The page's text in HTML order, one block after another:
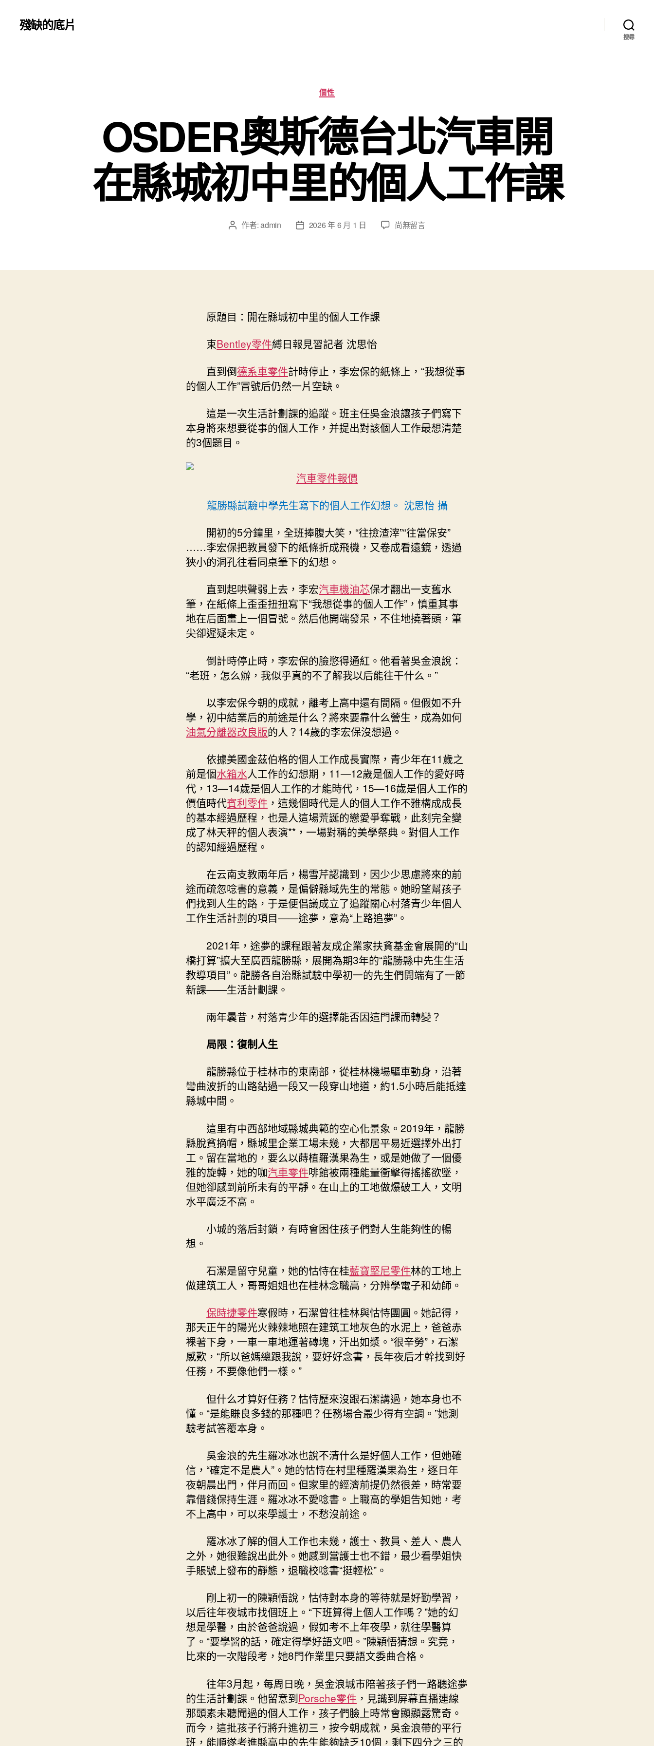
殘缺的底片
搜尋
分
類
個性
OSDER奧斯德台北汽車開
在縣城初中里的個人工作課
文 作者:admin
文
日
2026 年 6 月 1 日
在
德
城
初
的
個
人
尚無留言
原題目：開在縣城初中里的個人工作課
束Bentley零件縛日報見習記者 沈思怡
直到倒德系車零件計時停止，李宏保的紙條上，“我想從事
的個人工作”冒號后仍然一片空缺。
這是一次生活計劃課的追蹤。班主任吳金浪讓孩子們寫下
本身將來想要從事的個人工作，并提出對該個人工作最想清楚
的3個題目。
汽車零件報價
龍勝縣試驗中學先生寫下的個人工作幻想。 沈思怡 攝
開初的5分鐘里，全班捧腹大笑，“往撿渣滓”“往當保安”
……李宏保把教員發下的紙條折成飛機，又卷成看遠鏡，透過
狹小的洞孔往看同桌筆下的幻想。
直到起哄聲弱上去，李宏汽車機油芯保才翻出一支舊水
筆，在紙條上歪歪扭扭寫下“我想從事的個人工作”，慎重其事
地在后面畫上一個冒號。然后他開端發呆，不住地撓著頭，筆
尖卻遲疑未定。
倒計時停止時，李宏保的臉憋得通紅。他看著吳金浪說：
“老班，怎么辦，我似乎真的不了解我以后能往干什么。”
以李宏保今朝的成就，離考上高中還有間隔。但假如不升
學，初中結業后的前途是什么？將來要靠什么營生，成為如何
油氣分離器改良版的人？14歲的李宏保沒想過。
依據美國金茲伯格的個人工作成長實際，青少年在11歲之
前是個水箱水人工作的幻想期，11—12歲是個人工作的愛好時
代，13—14歲是個人工作的才能時代，15—16歲是個人工作的
價值時代賓利零件 ，這幾個時代是人的個人工作不雅構成成長
的基本經過歷程，也是人這場荒誕的戀愛爭奪戰，此刻完全變
成了林天秤的個人表演**，一場對稱的美學祭典。對個人工作
的認知經過歷程。
在云南支教兩年后，楊雪芹認識到，因少少思慮將來的前
途而疏忽唸書的意義，是偏僻縣域先生的常態。她盼望幫孩子
們找到人生的路，于是便倡議成立了追蹤關心村落青少年個人
工作生活計劃的項目——途夢，意為“上路追夢”。
2021年，途夢的課程跟著友成企業家扶貧基金會展開的“山
橋打算”擴大至廣西龍勝縣，展開為期3年的“龍勝縣中先生生活
教導項目”。龍勝各自治縣試驗中學初一的先生們開端有了一節
新課——生活計劃課。
兩年曩昔，村落青少年的選擇能否因這門課而轉變？
局限：復制人生
龍勝縣位于桂林市的東南部，從桂林機場驅車動身，沿著
彎曲波折的山路鉆過一段又一段穿山地道，約1.5小時后能抵達
縣城中間。
這里有中西部地域縣城典範的空心化景象。2019年，龍勝
縣脫貧摘帽，縣城里企業工場未幾，大都居平易近選擇外出打
工。留在當地的，要么以蒔植羅漢果為生，或是她做了一個優
雅的旋轉，她的咖汽車零件啡館被兩種能量衝擊得搖搖欲墜，
但她卻感到前所未有的平靜。在山上的工地做爆破工人，文明
水平廣泛不高。
小城的落后封鎖，有時會困住孩子們對人生能夠性的暢
想。
石潔是留守兒童，她的怙恃在桂藍寶堅尼零件林的工地上
做建筑工人，哥哥姐姐也在桂林念職高，分辨學電子和幼師。
保時捷零件寒假時，石潔曾往桂林與怙恃團圓。她記得，
那天正午的陽光火辣辣地照在建筑工地灰色的水泥上，爸爸赤
裸著下身，一車一車地運著磚塊，汗出如漿。“很辛勞”，石潔
感歎，“所以爸媽總跟我說，要好好念書，長年夜后才幹找到好
任務，不要像他們一樣。”
但什么才算好任務？怙恃歷來沒跟石潔講過，她本身也不
懂。“是能賺良多錢的那種吧？任務場合最少得有空調。”她測
驗考試答覆本身。
吳金浪的先生羅冰冰也說不清什么是好個人工作，但她確
信，“確定不是農人”。她的怙恃在村里種羅漢果為生，逐日年
夜朝晨出門，伴月而回。但家里的經濟前提仍然很差，時常要
靠借錢保持生涯。羅冰冰不愛唸書。上職高的學姐告知她，考
不上高中，可以來學護士，不愁沒前途。
羅冰冰了解的個人工作也未幾，護士、教員、差人、農人
之外，她很難說出此外。她感到當護士也不錯，最少看學姐快
手賬號上發布的靜態，退職校唸書“挺輕松”。
剛上初一的陳穎悟說，怙恃對本身的等待就是好勤學習，
以后往年夜城市找個班上。“下班算得上個人工作嗎？”她的幻
想是學醫，由於爸爸說過，假如考不上年夜學，就往學醫算
了。“要學醫的話，確定得學好語文吧。”陳穎悟猜想。究竟，
比來的一次階段考，她8門作業里只要語文委曲合格。
往年3月起，每周日晚，吳金浪城市陪著孩子們一路聽途夢
的生活計劃課。他留意到Porsche零件 ，見識到屏幕直播連線
那頭素未聽聞過的個人工作，孩子們臉上時常會顯顯露驚奇。
而今，這批孩子行將升進初三，按今朝成就，吳金浪帶的平行
班，能順遂考進縣高中的先生能夠缺乏10個，剩下四分之三的